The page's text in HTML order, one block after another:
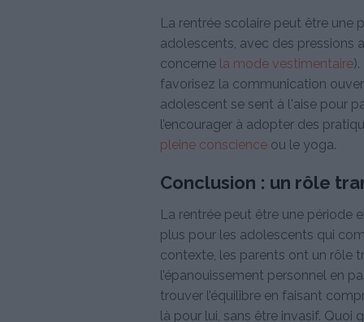
La rentrée scolaire peut être une
adolescents, avec des pressions
concerne la mode vestimentaire
favorisez la communication
adolescent se sent à l'aise pour
l’encourager à adopter des
pleine conscience ou le yoga.
Conclusion : un rôle
La rentrée peut être une période
plus pour les adolescents qui
contexte, les parents ont un rôle
l’épanouissement personnel en
trouver l’équilibre en faisant
là pour lui, sans être invasif. Quoi